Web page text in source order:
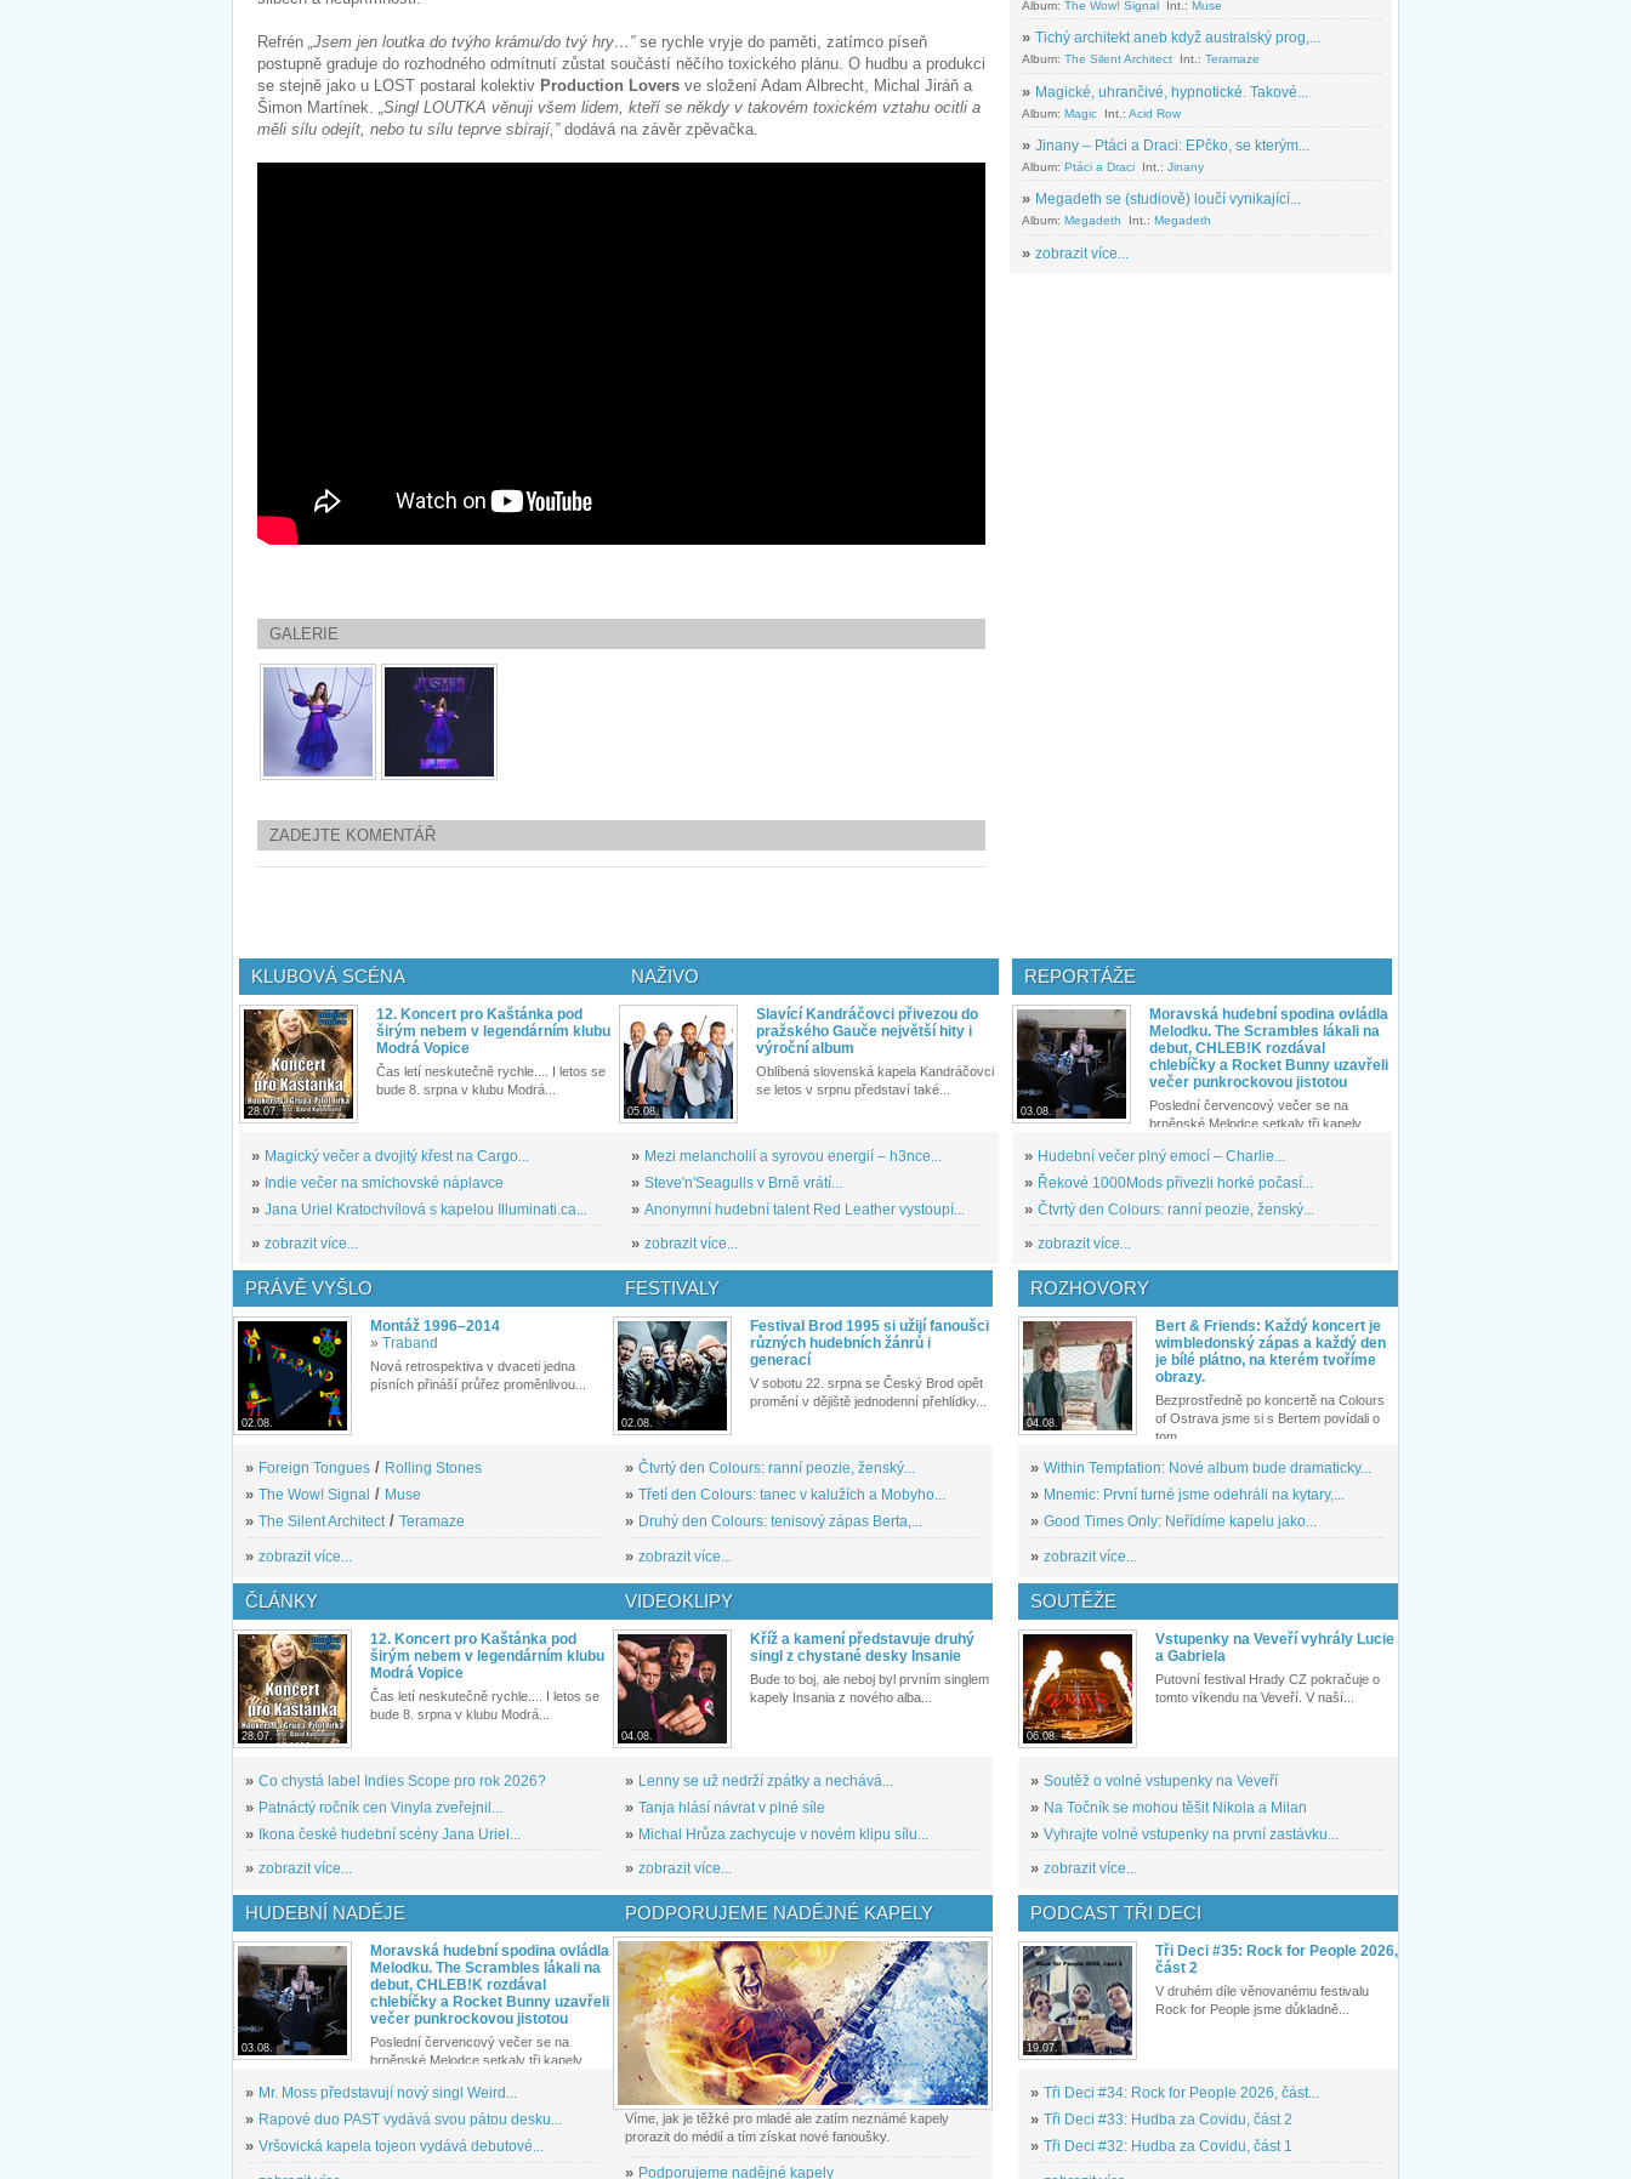
Refrén „Jsem jen loutka do tvýho krámu/do tvý hry…” se rychle vryje do paměti, zatímco píseň
postupně graduje do rozhodného odmítnutí zůstat součástí něčího toxického plánu. O hudbu a produkci
se stejně jako u LOST postaral kolektiv Production Lovers ve složení Adam Albrecht, Michal Jiráň a
Šimon Martínek.
„Singl LOUTKA věnuji všem lidem, kteří se někdy v takovém toxickém vztahu ocitli a
měli sílu odejít, nebo tu sílu teprve sbírají,”dodává na závěr zpěvačka.
GALERIE
ZADEJTE KOMENTÁŘ
Album: The Wow! Signal Int.: Muse
» Tichý architekt aneb když australský prog,...
Album: The Silent Architect Int.: Teramaze
» Magické, uhrančivé, hypnotické. Takové...
Album: Magic Int.: Acid Row
» Jinany – Ptáci a Draci: EPčko, se kterým...
Album: Ptáci a Draci Int.: Jinany
» Megadeth se (studiově) loučí vynikající...
Album: Megadeth Int.: Megadeth
» zobrazit více...
KLUBOVÁ SCÉNA
28.07.
12. Koncert pro Kaštánka pod
širým nebem v legendárním klubu
Modrá Vopice
Čas letí neskutečně rychle.... I letos se
bude 8. srpna v klubu Modrá...
» Magický večer a dvojitý křest na Cargo...
» Indie večer na smíchovské náplavce
» Jana Uriel Kratochvílová s kapelou Illuminati.ca...
» zobrazit více...
NAŽIVO
05.08.
Slavící Kandráčovci přivezou do
pražského Gauče největší hity i
výroční album
Oblíbená slovenská kapela Kandráčovci
se letos v srpnu představí také...
» Mezi melancholií a syrovou energií – h3nce...
» Steve'n'Seagulls v Brně vrátí...
» Anonymní hudební talent Red Leather vystoupí...
» zobrazit více...
REPORTÁŽE
03.08.
Moravská hudební spodina ovládla
Melodku. The Scrambles lákali na
debut, CHLEB!K rozdával
chlebíčky a Rocket Bunny uzavřeli
večer punkrockovou jistotou
Poslední červencový večer se na
brněnské Melodce setkaly tři kapely...
» Hudební večer plný emocí – Charlie...
» Řekové 1000Mods přivezli horké počasí...
» Čtvrtý den Colours: ranní peozie, ženský...
» zobrazit více...
PRÁVĚ VYŠLO
02.08.
Montáž 1996–2014
» Traband
Nová retrospektiva v dvaceti jedna
písních přináší průřez proměnlivou...
» Foreign Tongues / Rolling Stones
» The Wow! Signal / Muse
» The Silent Architect/ Teramaze
» zobrazit více...
FESTIVALY
02.08.
Festival Brod 1995 si užijí fanoušci
různých hudebních žánrů i
generací
V sobotu 22. srpna se Český Brod opět
promění v dějiště jednodenní přehlídky...
» Čtvrtý den Colours: ranní peozie, ženský...
» Třetí den Colours: tanec v kalužích a Mobyho...
» Druhý den Colours: tenisový zápas Berta,...
» zobrazit více...
ROZHOVORY
04.08.
Bert & Friends: Každý koncert je
wimbledonský zápas a každý den
je bílé plátno, na kterém tvoříme
obrazy.
Bezprostředně po koncertě na Colours
of Ostrava jsme si s Bertem povídali o
tom,...
» Within Temptation: Nové album bude dramaticky...
» Mnemic: První turné jsme odehráli na kytary,...
» Good Times Only: Neřídíme kapelu jako...
» zobrazit více...
ČLÁNKY
28.07.
12. Koncert pro Kaštánka pod
širým nebem v legendárním klubu
Modrá Vopice
Čas letí neskutečně rychle.... I letos se
bude 8. srpna v klubu Modrá...
» Co chystá label Indies Scope pro rok 2026?
» Patnáctý ročník cen Vinyla zveřejnil...
» Ikona české hudební scény Jana Uriel...
» zobrazit více...
VIDEOKLIPY
04.08.
Kříž a kamení představuje druhý
singl z chystané desky Insanie
Bude to boj, ale neboj byl prvním singlem
kapely Insania z nového alba...
» Lenny se už nedrží zpátky a nechává...
» Tanja hlásí návrat v plné síle
» Michal Hrůza zachycuje v novém klipu sílu...
» zobrazit více...
SOUTĚŽE
06.08.
Vstupenky na Veveří vyhrály Lucie
a Gabriela
Putovní festival Hrady CZ pokračuje o
tomto víkendu na Veveří. V naší...
» Soutěž o volné vstupenky na Veveří
» Na Točník se mohou těšit Nikola a Milan
» Vyhrajte volné vstupenky na první zastávku...
» zobrazit více...
HUDEBNÍ NADĚJE
03.08.
Moravská hudební spodina ovládla
Melodku. The Scrambles lákali na
debut, CHLEB!K rozdával
chlebíčky a Rocket Bunny uzavřeli
večer punkrockovou jistotou
Poslední červencový večer se na
brněnské Melodce setkaly tři kapely...
» Mr. Moss představují nový singl Weird...
» Rapové duo PAST vydává svou pátou desku...
» Vršovická kapela tojeon vydává debutové...
PODPORUJEME NADĚJNÉ KAPELY
Víme, jak je těžké pro mladé ale zatím neznámé kapely
prorazit do médií a tím získat nové fanoušky.
» Podporujeme nadějné kapely
PODCAST TŘI DECI
19.07.
Tři Deci #35: Rock for People 2026,
část 2
V druhém díle věnovanému festivalu
Rock for People jsme důkladně...
» Tři Deci #34: Rock for People 2026, část...
» Tři Deci #33: Hudba za Covidu, část 2
» Tři Deci #32: Hudba za Covidu, část 1